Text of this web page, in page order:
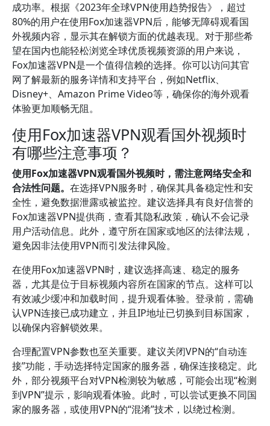
成功率。根据《2023年全球VPN使用趋势报告》，超过
80%的用户在使用Fox加速器VPN后，能够无障碍观看国
外视频内容，显示其在解锁方面的优越表现。对于那些希
望在国内也能轻松浏览全球优质视频资源的用户来说，
Fox加速器VPN是一个值得信赖的选择。你可以访问其官
网了解最新的服务详情和支持平台，例如Netflix、
Disney+、Amazon Prime Video等，确保你的海外观看
体验更加顺畅无阻。
使用Fox加速器VPN观看国外视频时
有哪些注意事项？
使用Fox加速器VPN观看国外视频时，需注意网络安全和
合法性问题。 在选择VPN服务时，确保其具备稳定性和安
全性，避免数据泄露或被监控。建议选择具有良好信誉的
Fox加速器VPN提供商，查看其隐私政策，确认不会记录
用户活动信息。此外，遵守所在国家或地区的法律法规，
避免因非法使用VPN而引发法律风险。
在使用Fox加速器VPN时，建议选择高速、稳定的服务
器，尤其是位于目标视频内容所在国家的节点。这样可以
有效减少缓冲和加载时间，提升观看体验。登录前，需确
认VPN连接已成功建立，并且IP地址已切换到目标国家，
以确保内容解锁效果。
合理配置VPN参数也至关重要。建议关闭VPN的“自动连
接”功能，手动选择特定国家的服务器，确保连接稳定。此
外，部分视频平台对VPN检测较为敏感，可能会出现“检测
到VPN”提示，影响观看体验。此时，可以尝试更换不同国
家的服务器，或使用VPN的“混淆”技术，以绕过检测。